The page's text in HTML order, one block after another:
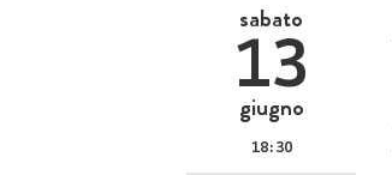
sabato
13
giugno
18:30